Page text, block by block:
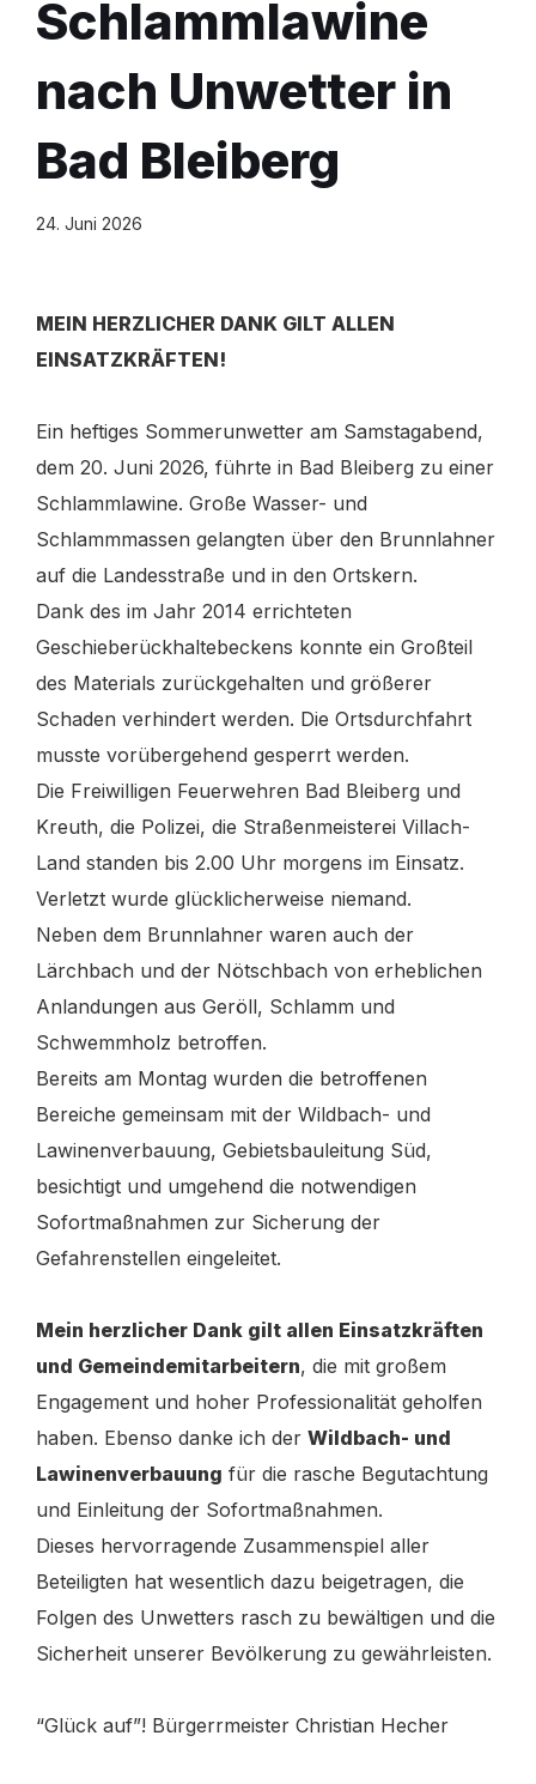
Schlammlawine
nach Unwetter in
Bad Bleiberg
24. Juni 2026
MEIN HERZLICHER DANK GILT ALLEN
EINSATZKRÄFTEN!
Ein heftiges Sommerunwetter am Samstagabend,
dem 20. Juni 2026, führte in Bad Bleiberg zu einer
Schlammlawine. Große Wasser- und
Schlammmassen gelangten über den Brunnlahner
auf die Landesstraße und in den Ortskern.
Dank des im Jahr 2014 errichteten
Geschieberückhaltebeckens konnte ein Großteil
des Materials zurückgehalten und größerer
Schaden verhindert werden. Die Ortsdurchfahrt
musste vorübergehend gesperrt werden.
Die Freiwilligen Feuerwehren Bad Bleiberg und
Kreuth, die Polizei, die Straßenmeisterei Villach-
Land standen bis 2.00 Uhr morgens im Einsatz.
Verletzt wurde glücklicherweise niemand.
Neben dem Brunnlahner waren auch der
Lärchbach und der Nötschbach von erheblichen
Anlandungen aus Geröll, Schlamm und
Schwemmholz betroffen.
Bereits am Montag wurden die betroffenen
Bereiche gemeinsam mit der Wildbach- und
Lawinenverbauung, Gebietsbauleitung Süd,
besichtigt und umgehend die notwendigen
Sofortmaßnahmen zur Sicherung der
Gefahrenstellen eingeleitet.
Mein herzlicher Dank gilt allen Einsatzkräften
und Gemeindemitarbeitern, die mit großem
Engagement und hoher Professionalität geholfen
haben. Ebenso danke ich der Wildbach- und
Lawinenverbauung für die rasche Begutachtung
und Einleitung der Sofortmaßnahmen.
Dieses hervorragende Zusammenspiel aller
Beteiligten hat wesentlich dazu beigetragen, die
Folgen des Unwetters rasch zu bewältigen und die
Sicherheit unserer Bevölkerung zu gewährleisten.
“Glück auf”! Bürgerrmeister Christian Hecher